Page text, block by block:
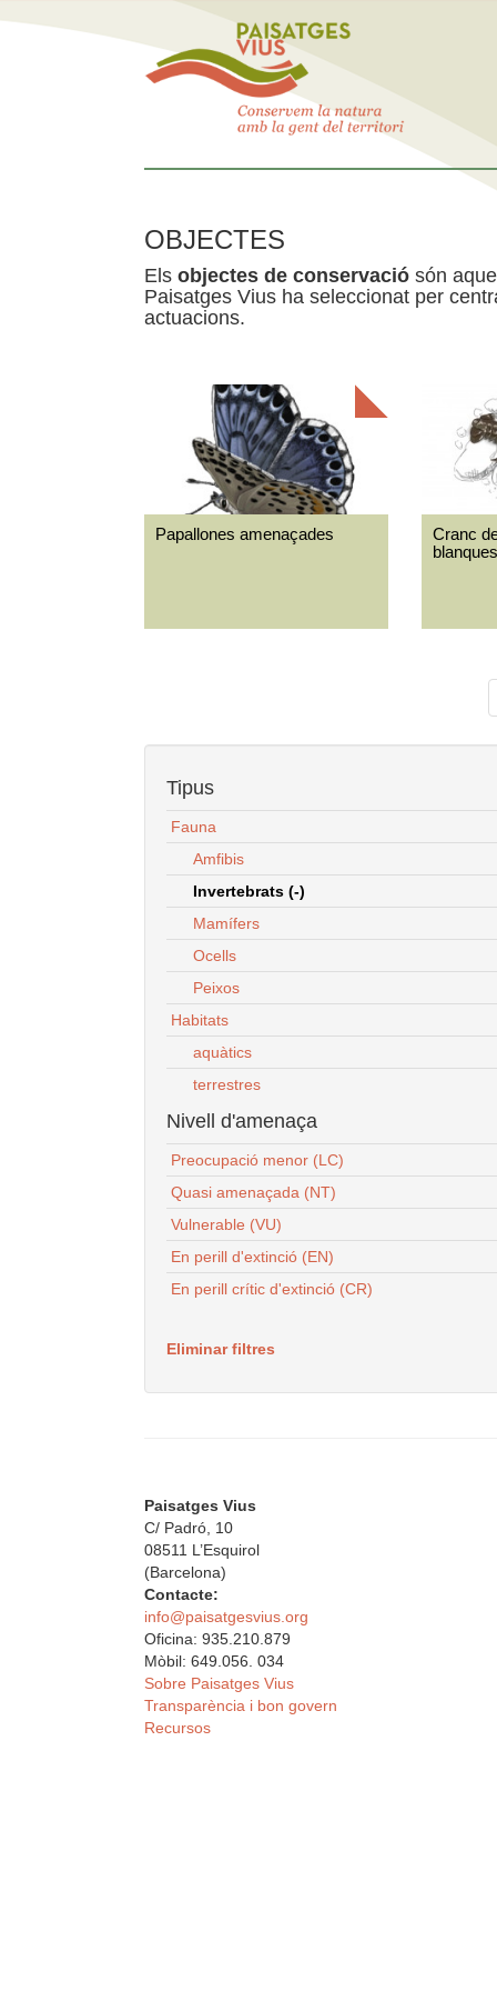
OBJECTES
Els objectes de conservació són
Paisatges Vius ha seleccionat per
actuacions.
Papallones amenaçades
Cranc
blanques
Tipus
Fauna
Amfibis
Invertebrats (-)
Mamífers
Ocells
Peixos
Habitats
aquàtics
terrestres
Nivell d'amenaça
Preocupació menor (LC)
Quasi amenaçada (NT)
Vulnerable (VU)
En perill d'extinció (EN)
En perill crític d'extinció (CR)
Eliminar filtres
Paisatges Vius
C/ Padró, 10
08511 L’Esquirol
(Barcelona)
Contacte:
info@paisatgesvius.org
Oficina: 935.210.879
Mòbil: 649.056. 034
Sobre Paisatges Vius
Transparència i bon govern
Recursos